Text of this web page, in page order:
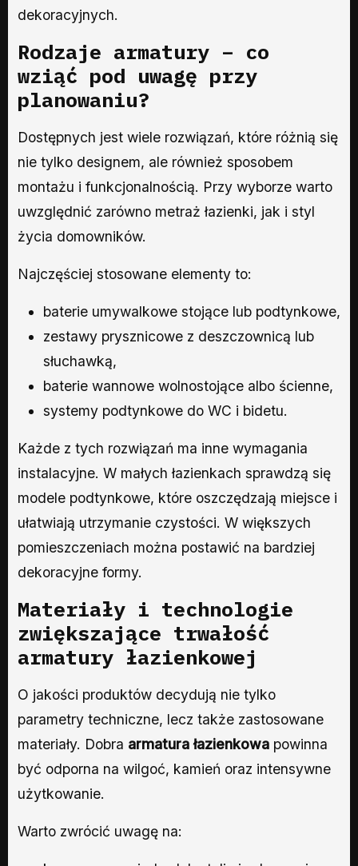
dekoracyjnych.
Rodzaje armatury – co
wziąć pod uwagę przy
planowaniu?
Dostępnych jest wiele rozwiązań, które różnią się
nie tylko designem, ale również sposobem
montażu i funkcjonalnością. Przy wyborze warto
uwzględnić zarówno metraż łazienki, jak i styl
życia domowników.
Najczęściej stosowane elementy to:
baterie umywalkowe stojące lub podtynkowe,
zestawy prysznicowe z deszczownicą lub
słuchawką,
baterie wannowe wolnostojące albo ścienne,
systemy podtynkowe do WC i bidetu.
Każde z tych rozwiązań ma inne wymagania
instalacyjne. W małych łazienkach sprawdzą się
modele podtynkowe, które oszczędzają miejsce i
ułatwiają utrzymanie czystości. W większych
pomieszczeniach można postawić na bardziej
dekoracyjne formy.
Materiały i technologie
zwiększające trwałość
armatury łazienkowej
O jakości produktów decydują nie tylko
parametry techniczne, lecz także zastosowane
materiały. Dobra armatura łazienkowa powinna
być odporna na wilgoć, kamień oraz intensywne
użytkowanie.
Warto zwrócić uwagę na: